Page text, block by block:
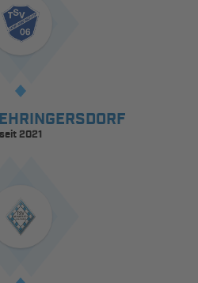
seit 2021